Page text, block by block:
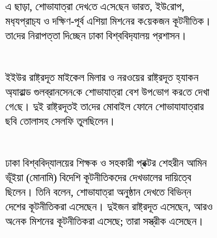
এ ছাড়া, শোভাযাত্রা দেখ‌তে এ‌সে‌ছেন ভারত, ইউ‌রোপ,
মধ‌্যপ্রাচ‌্য ও দ‌ক্ষিণ-পূর্ব এ‌শিয়া মিশ‌নের ক‌য়েকজন কূটনী‌তিক‌।
তা‌দের নিরাপত্তা দি‌চ্ছেন ঢাকা বিশ্ব‌বিদ‌্যালয় প্রশাসন।
ইইউর রাষ্ট্রদূত মাইকেল মিলার ও নরওয়ের রাষ্ট্রদূত হ্যাকন
অ্যারাল্ড গুলব্রানসেন‌কে শোভাযাত্রা বেশ উপ‌ভোগ কর‌তে দেখা
গে‌ছে। দুই রাষ্ট্রদূতই তা‌দের মোবাইল ফোনে শোভাযাযাত্রার
ছ‌বি তোলাসহ সেল‌ফি‌ তুল‌ছিলেন।
ঢাকা বিশ্ববিদ্যালয়ের শিক্ষক ও সহকারী প্রক্টর শেহরীন আমিন
ভূঁইয়া (মোনামি) বিদেশি কূটনীতিকদের দেখভালের দা‌য়িত্বে
ছিলেন। তি‌নি বলেন, শোভাযাত্রা অনুষ্ঠান দেখতে বি‌ভিন্ন
দেশের কূটনী‌তিকরা এসেছেন। দুইজন রাষ্ট্রদূত এসেছেন, আরও
অ‌নেক মিশনের কূটনী‌তিকরা এসেছে; তা‌রা সস্ত্রীক এসেছেন।